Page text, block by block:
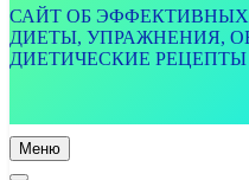
САЙТ ОБ
ДИЕТЫ, УПРАЖНЕНИЯ,
ДИЕТИЧЕСКИЕ РЕЦЕПТЫ
Меню